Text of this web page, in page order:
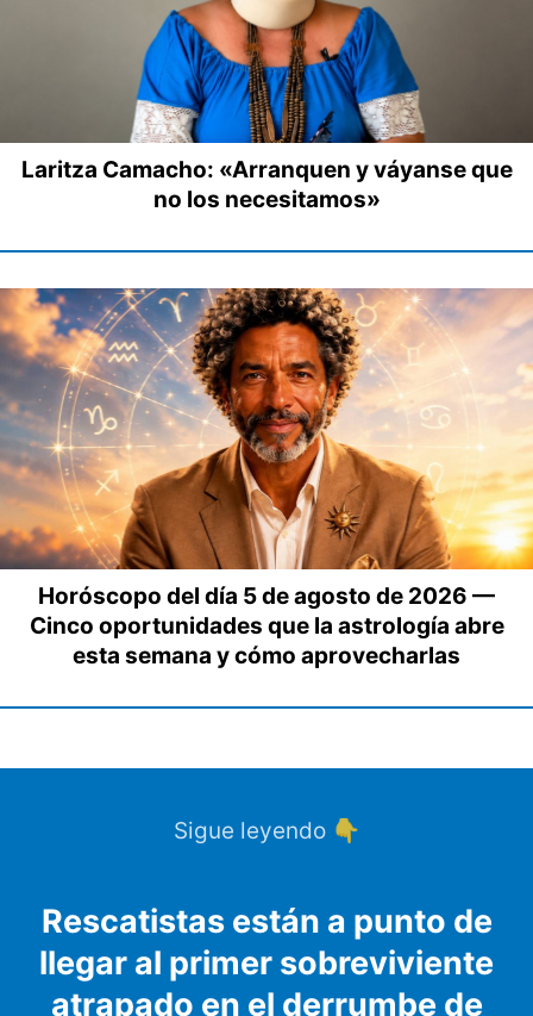
Laritza Camacho: «Arranquen y váyanse que
no los necesitamos»
Horóscopo del día 5 de agosto de 2026 —
Cinco oportunidades que la astrología abre
esta semana y cómo aprovecharlas
Sigue leyendo 👇